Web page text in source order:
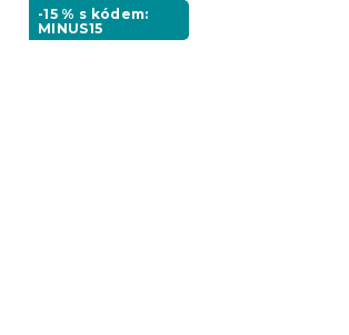
-15 % s kódem:
MINUS15